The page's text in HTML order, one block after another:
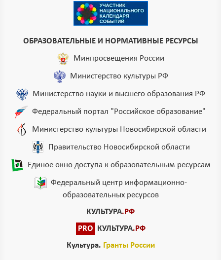
ОБРАЗОВАТЕЛЬНЫЕ И НОРМАТИВНЫЕ РЕСУРСЫ
Минпросвещения России
Министерство культуры РФ
Министерство науки и высшего образования РФ
Федеральный портал "Российское образование"
Министерство культуры Новосибирской области
Правительство Новосибирской области
Единое окно доступа к образовательным ресурсам
Федеральный центр информационно-
образовательных ресурсов
КУЛЬТУРА.РФ
PRO
КУЛЬТУРА.РФ
Культура. Гранты России